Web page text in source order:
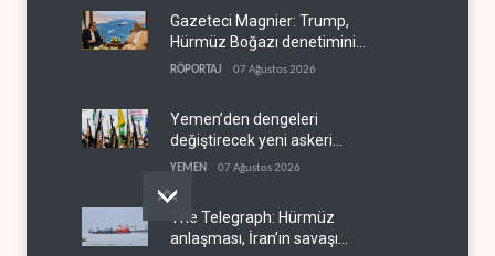
Pentagon silah şirketlerine
21 gün süre verdi
BATI YARIM KÜRE
Gazeteci Magnier: Trump,
Hürmüz Boğazı denetimini
doğrudan İran ve Umman'a
RÖPORTAJ 07 Ağustos 2026
Yemen’den dengeleri
değiştirecek yeni askeri
denklem
YEMEN 07 Ağustos 2026
The Telegraph: Hürmüz
anlaşması, İran’ın savaşı